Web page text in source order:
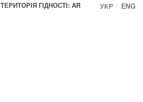
ТЕРИТОРІЯ ГІДНОСТІ: AR
УКР ENG